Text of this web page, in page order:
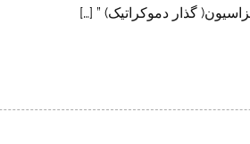
گذار دموکراتیک) ” […]